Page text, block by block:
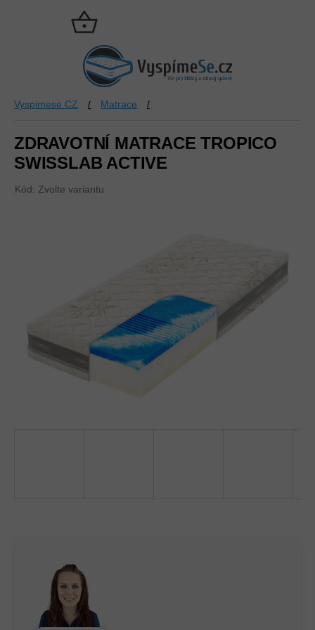
NÁKUPNÍ
KOŠÍK
Vyspimese.CZ / Matrace /
ZDRAVOTNÍ MATRACE TROPICO
SWISSLAB ACTIVE
Kód: Zvolte variantu